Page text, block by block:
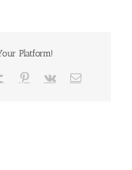
Platform!
Tumblr Pinterest
Vk
E-